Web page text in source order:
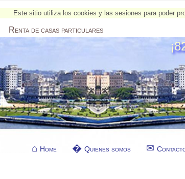
Este sitio utiliza los cookies y las sesiones para poder
Rentade casas particulares
Home Quienes somos